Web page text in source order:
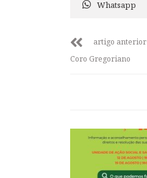
Whatsapp
artigo anterior
Coro Gregoriano